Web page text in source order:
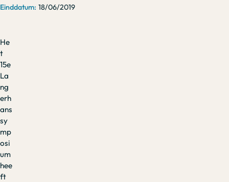
18/06/2019
He
t
15e
La
ng
erh
ans
sy
mp
osi
um
hee
ft